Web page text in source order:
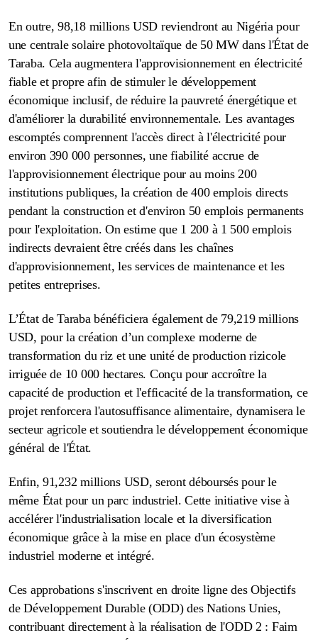
En outre, 98,18 millions USD reviendront au Nigéria pour
une centrale solaire photovoltaïque de 50 MW dans l'État de
Taraba. Celaaugmentera l'approvisionnement en électricité
fiable et propre afin de stimuler le développement
économique inclusif, de réduire la pauvreté énergétique et
d'améliorer la durabilité environnementale. Les avantages
escomptés comprennent l'accès direct à l'électricité pour
environ 390 000 personnes, une fiabilité accrue de
l'approvisionnement électrique pour au moins 200
institutions publiques, la création de 400 emplois directs
pendant la construction et d'environ 50 emplois permanents
pour l'exploitation. On estime que 1 200 à 1 500 emplois
indirects devraient être créés dans les chaînes
d'approvisionnement, les services de maintenance et les
petites entreprises.
L’État de Taraba bénéficiera également de 79,219 millions
USD, pour la création d’un complexe moderne de
transformation du riz et une unité de production rizicole
irriguée de 10 000 hectares. Conçu pour accroître la
capacité de production et l'efficacité de la transformation, ce
projet renforcera l'autosuffisance alimentaire, dynamisera le
secteur agricole et soutiendra le développement économique
général de l'État.
Enfin, 91,232 millions USD, seront déboursés pour le
même État pour un parc industriel. Cette initiative vise à
accélérer l'industrialisation locale et la diversification
économique grâce à la mise en place d'un écosystème
industriel moderne et intégré.
Ces approbations s'inscrivent en droite ligne des Objectifs
de Développement Durable (ODD) des Nations Unies,
contribuant directement à la réalisation de l'ODD 2 : Faim